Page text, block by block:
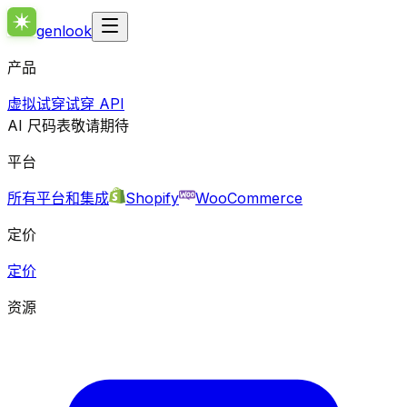
genlook
产品
虚拟试穿试穿 API
AI 尺码表敬请期待
平台
所有平台和集成
Shopify
WooCommerce
定价
定价
资源